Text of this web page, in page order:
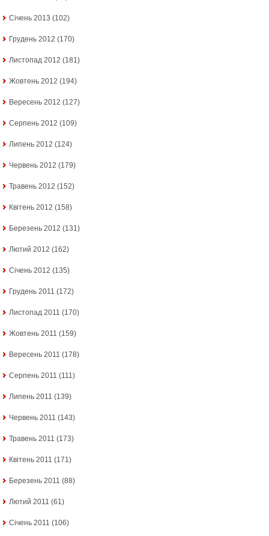
Січень 2013 (102)
Грудень 2012 (170)
Листопад 2012 (181)
Жовтень 2012 (194)
Вересень 2012 (127)
Серпень 2012 (109)
Липень 2012 (124)
Червень 2012 (179)
Травень 2012 (152)
Квітень 2012 (158)
Березень 2012 (131)
Лютий 2012 (162)
Січень 2012 (135)
Грудень 2011 (172)
Листопад 2011 (170)
Жовтень 2011 (159)
Вересень 2011 (178)
Серпень 2011 (111)
Липень 2011 (139)
Червень 2011 (143)
Травень 2011 (173)
Квітень 2011 (171)
Березень 2011 (88)
Лютий 2011 (61)
Січень 2011 (106)